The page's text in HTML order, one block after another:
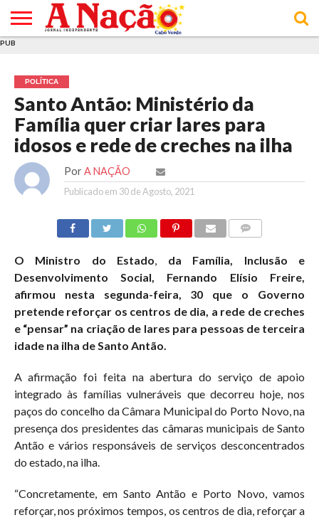
E DE
COOKIES
DE
UTILIZAÇÃO
PUB
POLÍTICA
Santo Antão: Ministério da
Família quer criar lares para
idosos e rede de creches na ilha
Por A NAÇÃO
Publicado em 30 de Agosto, 2021
O Ministro do Estado, da Família, Inclusão e
Desenvolvimento Social, Fernando Elísio Freire,
afirmou nesta segunda-feira, 30 que o Governo
pretende reforçar os centros de dia, a rede de creches
e “pensar” na criação de lares para pessoas de terceira
idade na ilha de Santo Antão.
A afirmação foi feita na abertura do serviço de apoio
integrado às famílias vulneráveis que decorreu hoje, nos
paços do concelho da Câmara Municipal do Porto Novo, na
presença dos presidentes das câmaras municipais de Santo
Antão e vários responsáveis de serviços desconcentrados
do estado, na ilha.
“Concretamente, em Santo Antão e Porto Novo, vamos
reforçar, nos próximos tempos, os centros de dia, reforçar a